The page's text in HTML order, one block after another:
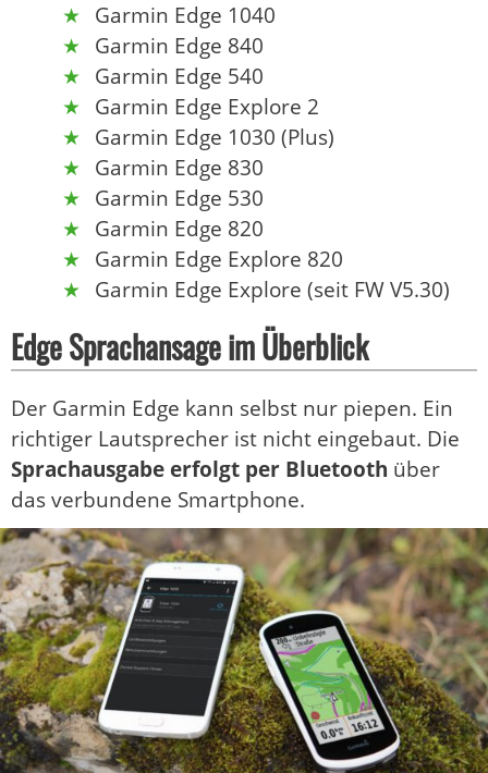
Garmin Edge 1040
Garmin Edge 840
Garmin Edge 540
Garmin Edge Explore 2
Garmin Edge 1030 (Plus)
Garmin Edge 830
Garmin Edge 530
Garmin Edge 820
Garmin Edge Explore 820
Garmin Edge Explore (seit FW V5.30)
Edge Sprachansage im Überblick
Der Garmin Edge kann selbst nur piepen. Ein
richtiger Lautsprecher ist nicht eingebaut. Die
Sprachausgabe erfolgt per Bluetooth über
das verbundene Smartphone.